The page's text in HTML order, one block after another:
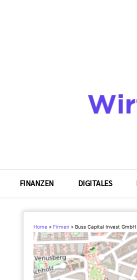
FINANZEN DIGITALES
Home » Firmen » Buss Capital Invest GmbH